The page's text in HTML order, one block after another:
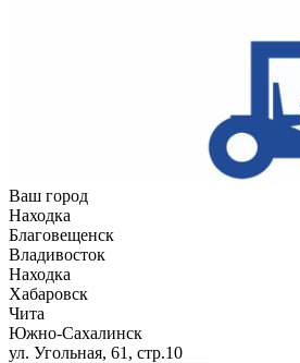
Ваш город
Находка
Благовещенск
Владивосток
Находка
Хабаровск
Чита
Южно-Сахалинск
ул. Угольная, 61, стр.10